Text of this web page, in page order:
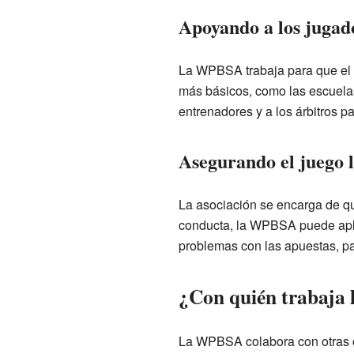
Apoyando a los
La WPBSA trabaja para que
más básicos, como las
entrenadores y a los árbitros
Asegurando el juego
La asociación se encarga de
conducta, la WPBSA puede
problemas con las apuestas,
¿Con quién trabaja
La WPBSA colabora con